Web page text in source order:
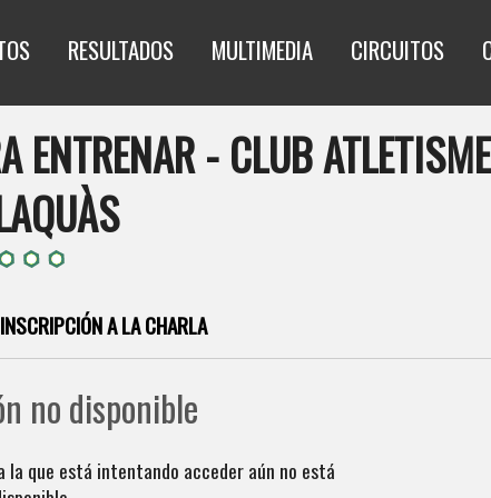
RESULTADOS MULTIMEDIA CIRCUITOS
ENTRENAR - CLUB
A LA CHARLA
no disponible
la que está intentando acceder aún no está